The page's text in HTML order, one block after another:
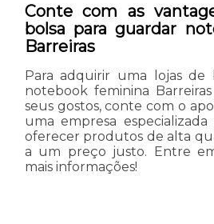
Conte com as
bolsa para guardar
Barreiras
Para adquirir uma lojas de
notebook feminina
seus gostos, conte com o
uma empresa
oferecer produtos de alta
a um preço justo. Entre
mais informações!